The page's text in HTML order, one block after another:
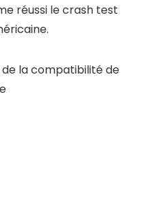
réussi le crash test
la compatibilité de